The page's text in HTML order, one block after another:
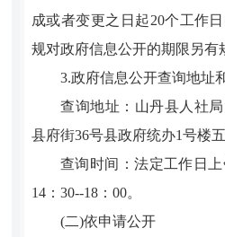
成或者变更之日起20个工作
规对政府信息公开的期限另有
3.政府信息公开查询地址
查询地址：山丹县人社局
县府街36号县政府统办1号楼
查询时间：法定工作日
14：30--18：00。
(二)依申请公开